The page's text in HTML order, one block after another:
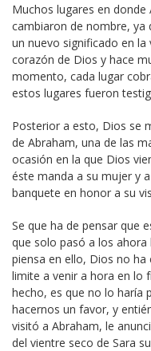
Muchos lugares en
cambiaron de nombre,
un nuevo significado en
corazón de Dios y hace
momento, cada lugar
estos lugares fueron
Posterior a esto, Dios se
de Abraham, una de las
ocasión en la que Dios
éste manda a su mujer y
banquete en honor a su
Se que ha de pensar que
que solo pasó a los ahora
piensa en ello, Dios no
limite a venir a hora en lo
hecho, es que no lo haría
hacernos un favor, y
visitó a Abraham, le
del vientre seco de Sara